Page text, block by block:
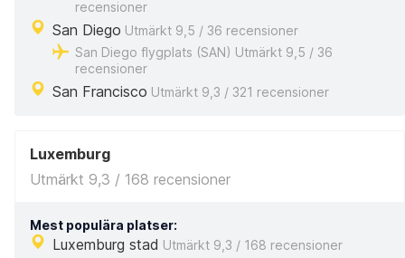
recensioner
San Diego Utmärkt 9,5 / 36 recensioner
San Diego flygplats (SAN) Utmärkt 9,5 / 36
recensioner
San Francisco Utmärkt 9,3 / 321 recensioner
Luxemburg
Utmärkt 9,3 / 168 recensioner
Mest populära platser:
Luxemburg stad Utmärkt 9,3 / 168 recensioner